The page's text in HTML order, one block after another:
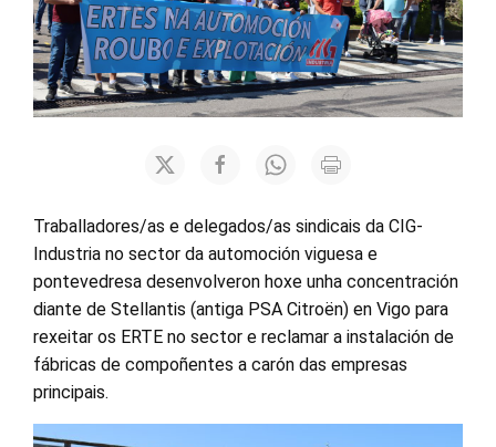
Traballadores/as e delegados/as sindicais da CIG-
Industria no sector da automoción viguesa e
pontevedresa desenvolveron hoxe unha concentración
diante de Stellantis (antiga PSA Citroën) en Vigo para
rexeitar os ERTE no sector e reclamar a instalación de
fábricas de compoñentes a carón das empresas
principais.